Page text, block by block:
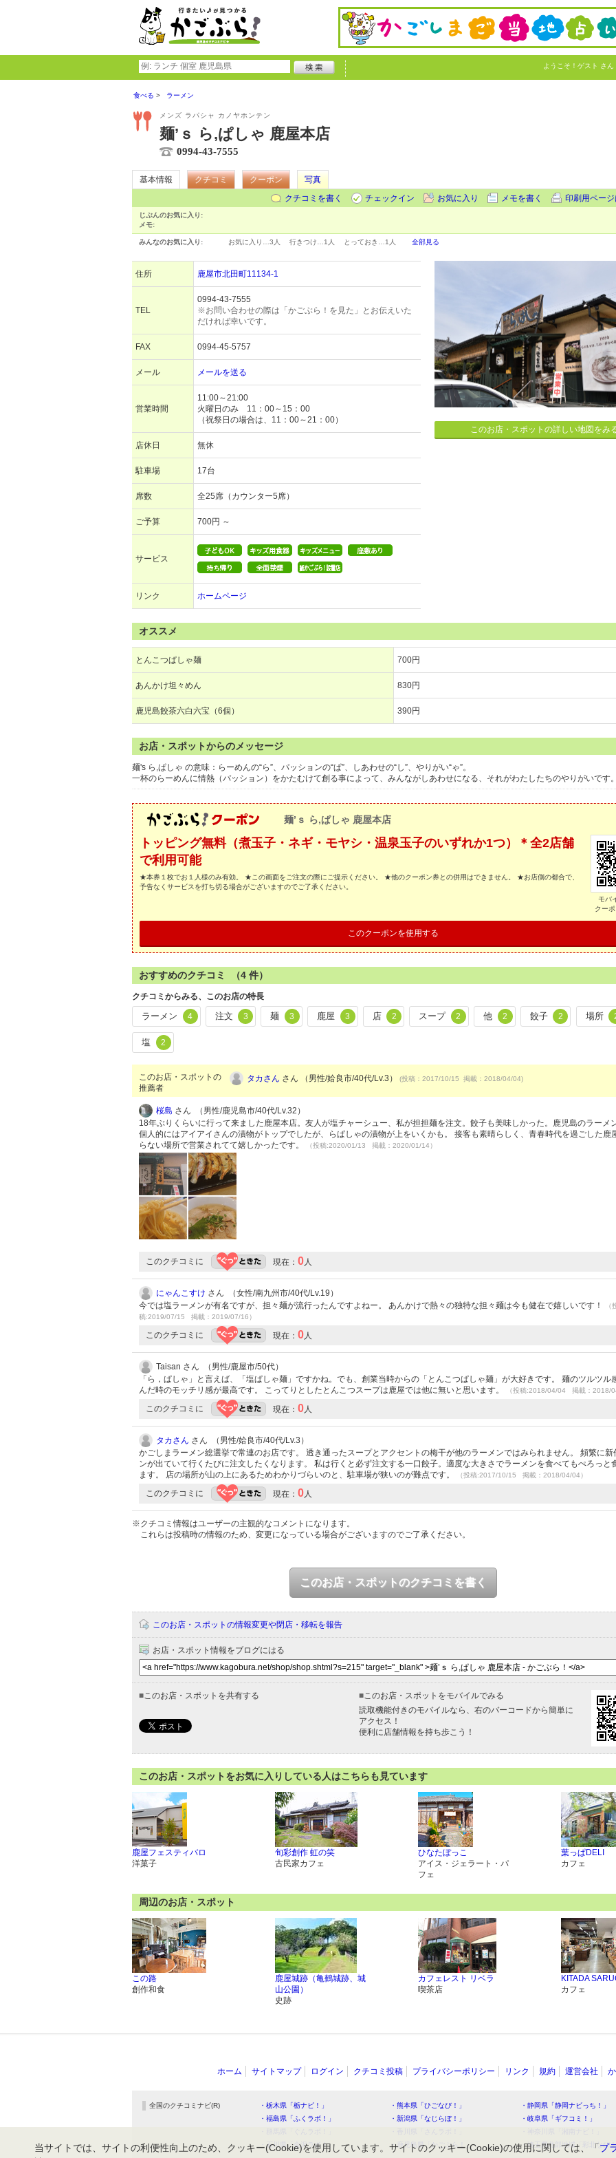
ようこそ！ ゲスト さん
食べる ラーメン
メンズ ラパシャ カノヤホンテン
麺’ｓ ら,ぱしゃ 鹿屋本店
0994-43-7555
基本情報 クチコミ クーポン
写真
クチコミを書く
チェックイン お気に入り メモを書く 印刷用ページ
じぶんのお気に入り:
メモ:
みんなのお気に入り: お気に入り… 3人 行きつけ… 1人 とっておき… 1人 全部見る
住所 鹿屋市北田町11134-1
TEL
0994-43-7555
※お問い合わせの際は「かごぶら！を見た」とお伝えいた
だければ幸いです。
FAX 0994-45-5757
メール メールを送る
営業時間
11:00～21:00
火曜日のみ 11：00～15：00
（祝祭日の場合は、11：00～21：00）
店休日 無休
駐車場 17台
席数 全25席（カウンター5席）
ご予算 700円 ～
サービス
リンク ホームページ
このお店・スポットの詳しい地図をみ
オススメ
とんこつぱしゃ麺 700円
あんかけ坦々めん 830円
鹿児島餃茶六白六宝（6個） 390円
お店・スポットからのメッセージ
麺's ら,ぱしゃ の意味：らーめんの“ら”、パッションの“ぱ”、しあわせの“し”、やりがい“ゃ”。
一杯のらーめんに情熱（パッション）をかたむけて創る事によって、みんながしあわせになる、それがわたしたちのやりがいです。
麺’ｓ ら,ぱしゃ 鹿屋本店
トッピング無料（煮玉子・ネギ・モヤシ・温泉玉子のいずれか1つ）＊全2店舗
で利用可能
★本券１枚でお１人様のみ有効。 ★この画面をご注文の際にご提示ください。 ★他のクーポン券との併用はできません。 ★お店側の都合で、
予告なくサービスを打ち切る場合がございますのでご了承ください。
モバ
クー
このクーポンを使用する
おすすめのクチコミ （4 件）
クチコミからみる、このお店の特長
ラーメン 4 注文 3 麺 3 鹿屋 3 店 2 スープ 2 他 2 餃子 2 場所
塩 2
このお店・スポットの
推薦者
タカさん さん （男性/姶良市/40代/Lv.3） (投稿：2017/10/15 掲載：2018/04/04)
桜島 さん （男性/鹿児島市/40代/Lv.32）
18年ぶりくらいに行って来ました鹿屋本店。友人が塩チャーシュー、私が担担麺を注文。餃子も美味しかった。鹿児島のラーメ
個人的にはアイアイさんの漬物がトップでしたが、らぱしゃの漬物が上をいくかも。 接客も素晴らしく、青春時代を過ごした鹿
らない場所で営業されてて嬉しかったです。
（投稿:2020/01/13 掲載：2020/01/14）
このクチコミに 現在： 0人
にゃんこすけ さん （女性/南九州市/40代/Lv.19）
今では塩ラーメンが有名ですが、担々麺が流行ったんですよねー。 あんかけで熱々の独特な担々麺は今も健在で嬉しいです！
（
稿:2019/07/15 掲載：2019/07/16）
このクチコミに 現在： 0人
Taisan さん （男性/鹿屋市/50代）
「ら，ぱしゃ」と言えば、「塩ぱしゃ麺」ですかね。でも、創業当時からの「とんこつぱしゃ麺」が大好きです。 麺のツルツル
んだ時のモッチリ感が最高です。 こってりとしたとんこつスープは鹿屋では他に無いと思います。
（投稿:2018/04/04 掲載：2018/
このクチコミに 現在： 0人
タカさん さん （男性/姶良市/40代/Lv.3）
かごしまラーメン総選挙で常連のお店です。 透き通ったスープとアクセントの梅干が他のラーメンではみられません。 頻繁に新
ンが出ていて行くたびに注文したくなります。 私は行くと必ず注文する一口餃子。適度な大きさでラーメンを食べてもぺろっと
ます。 店の場所が山の上にあるためわかりづらいのと、駐車場が狭いのが難点です。
（投稿:2017/10/15 掲載：2018/04/04）
このクチコミに 現在： 0人
※クチコミ情報はユーザーの主観的なコメントになります。
これらは投稿時の情報のため、変更になっている場合がございますのでご了承ください。
このお店・スポットのクチコミを書く
このお店・スポットの情報変更や閉店・移転を報告
お店・スポット情報をブログにはる
■このお店・スポットを共有する ■このお店・スポットをモバイルでみる
読取機能付きのモバイルなら、右のバーコードから簡単に
アクセス！
便利に店舗情報を持ち歩こう！
このお店・スポットをお気に入りしている人はこちらも見ています
鹿屋フェスティバロ
洋菓子
旬彩創作 虹の笑
古民家カフェ
ひなたぼっこ
アイス・ジェラート・パ
フェ
葉っぱDELI
カフェ
周辺のお店・スポット
この路
創作和食
鹿屋城跡（亀鶴城跡、城
山公園）
史跡
カフェレスト リベラ
喫茶店
KITADA
カフェ
ホーム サイトマップ ログイン クチコミ投稿 プライバシーポリシー リンク 規約 運営会社
全国のクチコミナビ(R) ・栃木県「栃ナビ！」 ・熊本県「ひごなび！」 ・静岡県「静岡ナビっち！」
・福島県「ふくラボ！」
・新潟県「なじらぼ！」 ・岐阜県「ギフコミ！」
・石川県「金沢ラボ！」
・鹿児島県「かごぶら！」 ・埼玉県北部地域「彩北なび！
当サイトでは、サイトの利便性向上のため、クッキー(Cookie)を使用しています。サイトのクッキー(Cookie)の使用に関しては、「プ